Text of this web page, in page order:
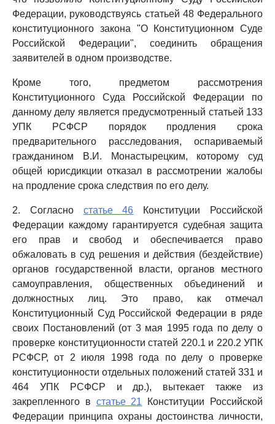
Федерации, руководствуясь статьей 48 Федерального
конституционного закона "О Конституционном Суде
Российской Федерации", соединить обращения
заявителей в одном производстве.
Кроме того, предметом рассмотрения
Конституционного Суда Российской Федерации по
данному делу является предусмотренный статьей 133
УПК РСФСР порядок продления срока
предварительного расследования, оспариваемый
гражданином В.И. Монастырецким, которому суд
общей юрисдикции отказал в рассмотрении жалобы
на продление срока следствия по его делу.
2. Согласно статье 46 Конституции Российской
Федерации каждому гарантируется судебная защита
его прав и свобод и обеспечивается право
обжаловать в суд решения и действия (бездействие)
органов государственной власти, органов местного
самоуправления, общественных объединений и
должностных лиц. Это право, как отмечал
Конституционный Суд Российской Федерации в ряде
своих Постановлений (от 3 мая 1995 года по делу о
проверке конституционности статей 220.1 и 220.2 УПК
РСФСР, от 2 июля 1998 года по делу о проверке
конституционности отдельных положений статей 331 и
464 УПК РСФСР и др.), вытекает также из
закрепленного в статье 21 Конституции Российской
Федерации принципа охраны достоинства личности,